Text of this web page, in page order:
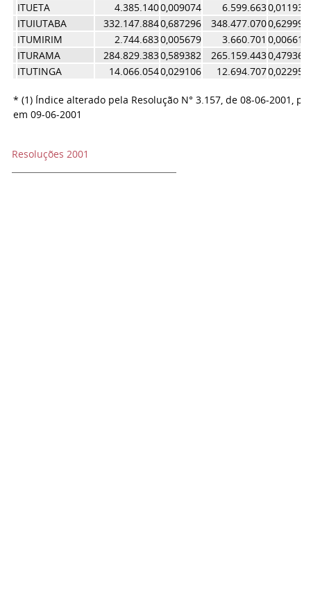
ITUETA
4.385.1400,009074 6.599.6630,011931
ITUIUTABA
332.147.8840,687296 348.477.0700,629993
ITUMIRIM
2.744.6830,005679 3.660.701 0,006618
ITURAMA
284.829.3830,589382 265.159.4430,479368
ITUTINGA
14.066.0540,029106 12.694.7070,022950
* (1) Índice alterado pela Resolução N° 3.157, de 08-06-2001,
em 09-06-2001
Resoluções 2001